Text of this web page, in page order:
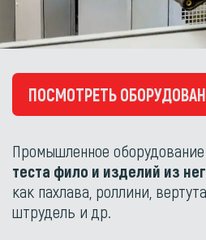
ПОСМОТРЕТЬ
Промышленное
теста фило и изделий из
как пахлава, роллини,
штрудель и др.